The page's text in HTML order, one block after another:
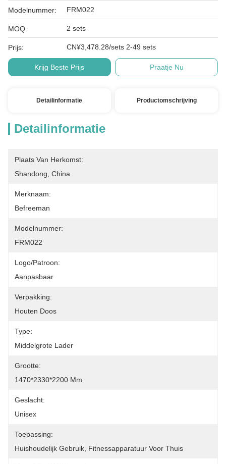
Modelnummer: FRM022
MOQ: 2 sets
Prijs: CN¥3,478.28/sets 2-49 sets
Krijg Beste Prijs Praatje Nu
Detailinformatie Productomschrijving
Detailinformatie
Plaats Van Herkomst:
Shandong, China
Merknaam:
Befreeman
Modelnummer:
FRM022
Logo/patroon:
Aanpasbaar
Verpakking:
Houten Doos
Type:
Middelgrote Lader
Grootte:
1470*2330*2200 Mm
Geslacht:
Unisex
Toepassing:
Huishoudelijk Gebruik, Fitnessapparatuur Voor Thuis